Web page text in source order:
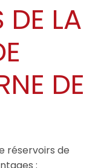
LA
DE
réservoirs de